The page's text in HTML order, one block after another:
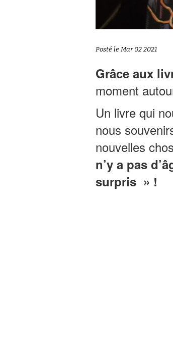
Posté le Mar 02 2021
Grâce aux
moment
Un livre qui
nous
nouvelles
n’y a pas
surpris » !